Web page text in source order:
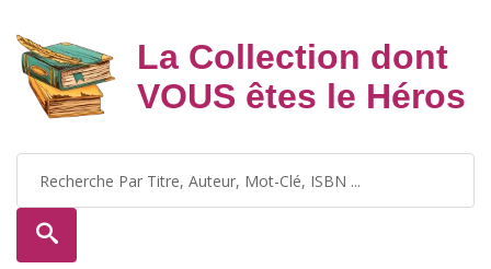
La Collection dont
VOUS êtes le Héros